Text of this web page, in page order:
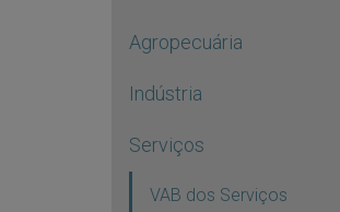
Agropecuária
Indústria
Serviços
VAB dos Serviços